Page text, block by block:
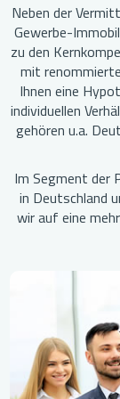
Neben der
Gewerbe-
zu den
mit
Ihnen eine
individuellen
gehören u.a.
Im Segment der
in Deutschland
wir auf eine